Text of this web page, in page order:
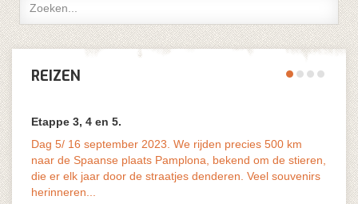
REIZEN
Etappe 3, 4 en 5.
Dag 5/ 16 september 2023. We rijden precies 500 km
naar de Spaanse plaats Pamplona, bekend om de stieren,
die er elk jaar door de straatjes denderen. Veel souvenirs
herinneren...
last